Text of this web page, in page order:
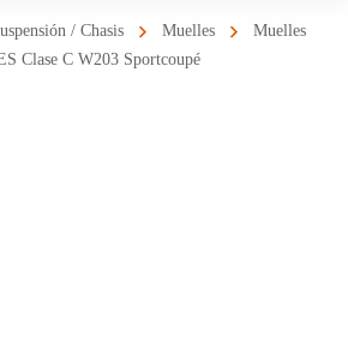
/ Chasis Muelles
Muelles
Clase C W203 Sportcoupé